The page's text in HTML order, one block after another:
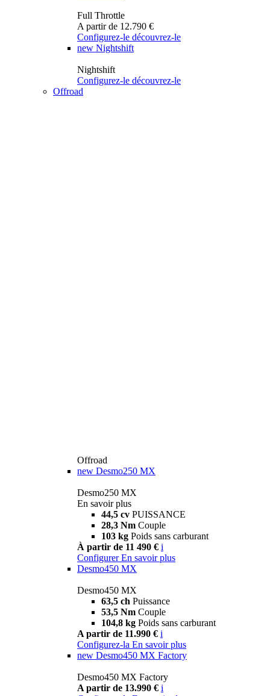
Full Throttle
A partir de 12.790 €
Configurez-le découvrez-le
new Nightshift
Nightshift
Configurez-le découvrez-le
Offroad
Offroad
new Desmo250 MX
Desmo250 MX
En savoir plus
44,5 cv PUISSANCE
28,3 Nm Couple
103 kg Poids sans carburant
À partir de 11 490 € i
Configurer En savoir plus
Desmo450 MX
Desmo450 MX
63,5 ch Puissance
53,5 Nm Couple
104,8 kg Poids sans carburant
A partir de 11.990 € i
Configurez-la En savoir plus
new Desmo450 MX Factory
Desmo450 MX Factory
A partir de 13.990 € i